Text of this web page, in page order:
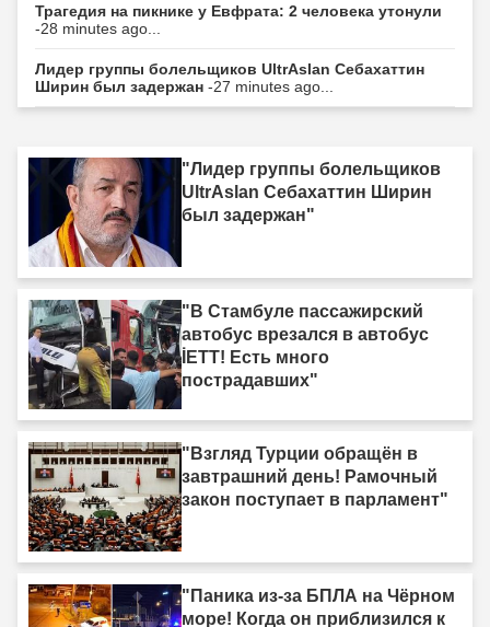
Трагедия на пикнике у Евфрата: 2 человека утонули
-28 minutes ago...
Лидер группы болельщиков UltrAslan Себахаттин
Ширин был задержан -27 minutes ago...
"Лидер группы болельщиков
UltrAslan Себахаттин Ширин
был задержан"
"В Стамбуле пассажирский
автобус врезался в автобус
İETT! Есть много
пострадавших"
"Взгляд Турции обращён в
завтрашний день! Рамочный
закон поступает в парламент"
"Паника из-за БПЛА на Чёрном
море! Когда он приблизился к